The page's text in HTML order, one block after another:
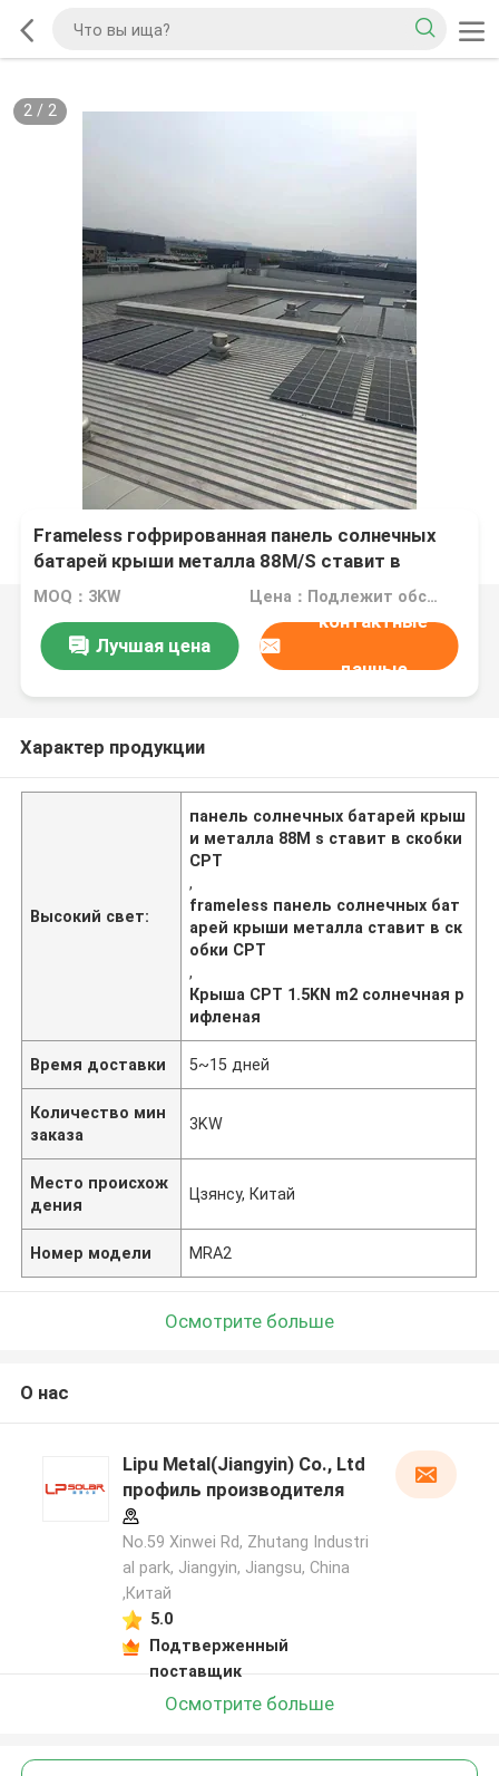
2/ 2
Frameless гофрированная панель солнечных
батарей крыши металла 88M/S ставит в
скобки 1.5KN/M2
MOQ：3KW Цена：Подлежит обсуждению
Лучшая цена
контактные
данные
Характер продукции
Высокий свет:
панель солнечных батарей крыш
и металла 88M s ставит в скобки
CPT
,
frameless панель солнечных бат
арей крыши металла ставит в ск
обки CPT
,
Крыша CPT 1.5KN m2 солнечная р
ифленая
Время доставки 5~15 дней
Количество мин
заказа
3KW
Место происхож
дения
Цзянсу, Китай
Номер модели MRA2
Осмотрите больше
О нас
Lipu Metal(Jiangyin) Co., Ltd
профиль производителя
No.59 Xinwei Rd, Zhutang Industri
al park, Jiangyin, Jiangsu, China
,Китай
5.0
Подтверженный
поставщик
Осмотрите больше